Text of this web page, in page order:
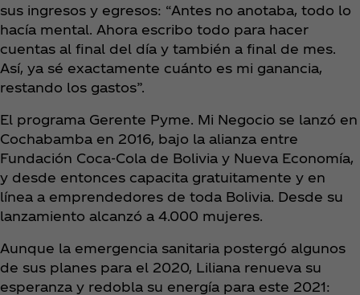
sus ingresos y egresos: “Antes no anotaba, todo lo
hacía mental. Ahora escribo todo para hacer
cuentas al final del día y también a final de mes.
Así, ya sé exactamente cuánto es mi ganancia,
restando los gastos”.
El programa Gerente Pyme. Mi Negocio se lanzó en
Cochabamba en 2016, bajo la alianza entre
Fundación Coca‑Cola de Bolivia y Nueva Economía,
y desde entonces capacita gratuitamente y en
línea a emprendedores de toda Bolivia. Desde su
lanzamiento alcanzó a 4.000 mujeres.
Aunque la emergencia sanitaria postergó algunos
de sus planes para el 2020, Liliana renueva su
esperanza y redobla su energía para este 2021: